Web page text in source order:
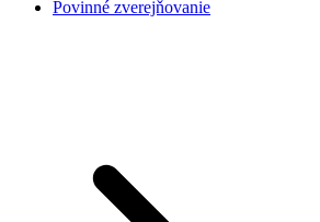
Povinné zverejňovanie